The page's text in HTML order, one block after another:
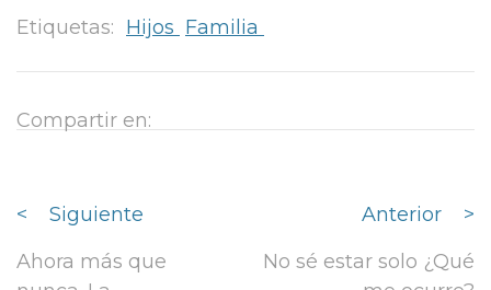
Etiquetas: Hijos Familia
Compartir en:
<
Siguiente
Ahora más que
Anterior
>
No sé estar solo ¿Qué